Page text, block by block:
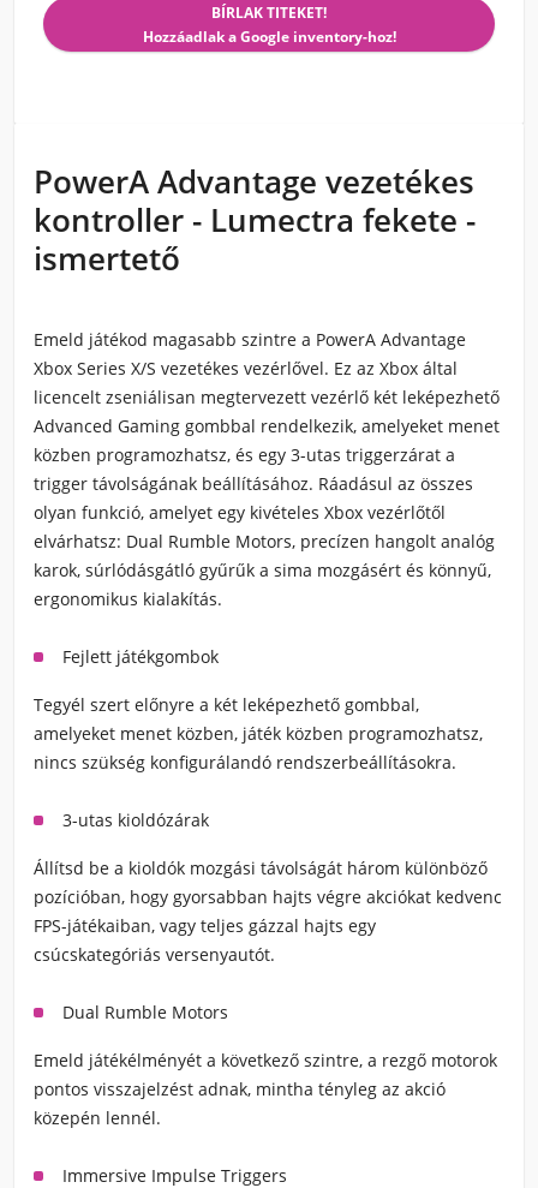
BÍRLAK TITEKET!
Hozzáadlak a Google inventory-hoz!
PowerA Advantage vezetékes
kontroller - Lumectra fekete -
ismertető
Emeld játékod magasabb szintre a PowerA Advantage
Xbox Series X/S vezetékes vezérlővel. Ez az Xbox által
licencelt zseniálisan megtervezett vezérlő két leképezhető
Advanced Gaming gombbal rendelkezik, amelyeket menet
közben programozhatsz, és egy 3-utas triggerzárat a
trigger távolságának beállításához. Ráadásul az összes
olyan funkció, amelyet egy kivételes Xbox vezérlőtől
elvárhatsz: Dual Rumble Motors, precízen hangolt analóg
karok, súrlódásgátló gyűrűk a sima mozgásért és könnyű,
ergonomikus kialakítás.
Fejlett játékgombok
Tegyél szert előnyre a két leképezhető gombbal,
amelyeket menet közben, játék közben programozhatsz,
nincs szükség konfigurálandó rendszerbeállításokra.
3-utas kioldózárak
Állítsd be a kioldók mozgási távolságát három különböző
pozícióban, hogy gyorsabban hajts végre akciókat kedvenc
FPS-játékaiban, vagy teljes gázzal hajts egy
csúcskategóriás versenyautót.
Dual Rumble Motors
Emeld játékélményét a következő szintre, a rezgő motorok
pontos visszajelzést adnak, mintha tényleg az akció
közepén lennél.
Immersive Impulse Triggers